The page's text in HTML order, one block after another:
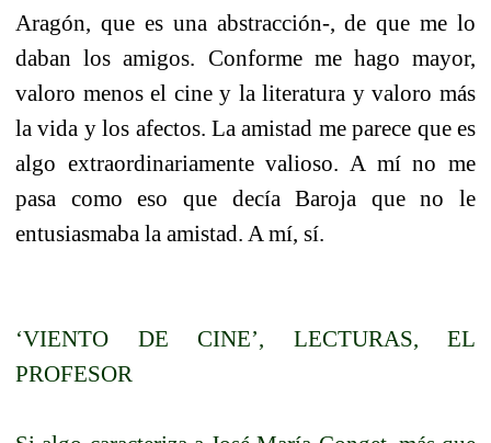
Aragón, que es una abstracción-, de que me lo
daban los amigos. Conforme me hago mayor,
valoro menos el cine y la literatura y valoro más
la vida y los afectos. La amistad me parece que es
algo extraordinariamente valioso. A mí no me
pasa como eso que decía Baroja que no le
entusiasmaba la amistad. A mí, sí.
‘VIENTO DE CINE’, LECTURAS, EL
PROFESOR